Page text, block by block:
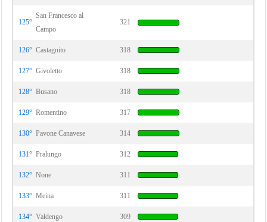
125°
San Francesco al
Campo
321
126° Castagnito 318
127° Givoletto 318
128° Busano 318
129° Romentino 317
130° Pavone Canavese 314
131° Pralungo 312
132° None 311
133° Meina 311
134° Valdengo 309